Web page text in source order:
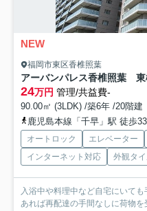
NEW
福岡市東区香椎照葉
アーバンパレス香椎照葉 東
24万円 管理/共益費-
90.00㎡ (3LDK) /築6年 /20階建
鹿児島本線「千早」駅 徒歩
オートロック エレベーター
インターネット対応
外観タイ
入浴中や料理中など自宅にいて
あれば再配達の手間なしに荷物